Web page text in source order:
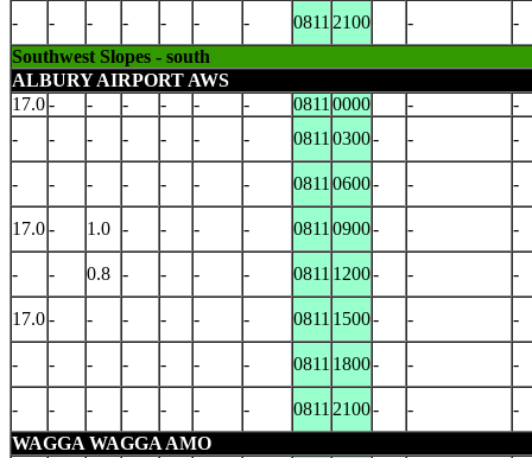
- - - - - - - 0811 2100 -
-
Southwest Slopes - south
ALBURY AIRPORT AWS
17.0- - - - - - 0811 0000 -
-
-
- - - - - - 0811 0300- - -
- - - - - - - 0811 0600- - -
17.0- 1.0 - - - - 0811 0900- - -
- - 0.8 - - - - 0811 1200- - -
17.0- - - - - - 0811 1500- - -
- - - - - - - 0811 1800- - -
- - - - - - - 0811 2100- -
-
WAGGA WAGGA AMO